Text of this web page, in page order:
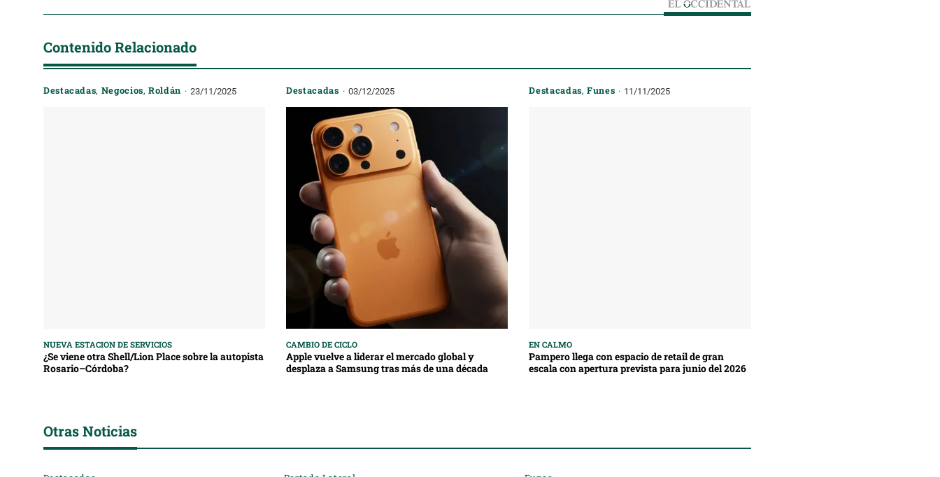
Contenido Relacionado
Destacadas, Negocios,Roldán 23/11/2025
NUEVA ESTACION DE SERVICIOS
¿Se viene otra Shell/Lion Place sobre la autopista
Rosario–Córdoba?
Destacadas 03/12/2025
CAMBIO DE CICLO
Apple vuelve a liderar el mercado global y
desplaza a Samsung tras más de una década
Destacadas,Funes 11/11/2025
EN CALMO
Pampero llega con espacio de retail de gran
escala con apertura prevista para junio del 2026
Otras Noticias